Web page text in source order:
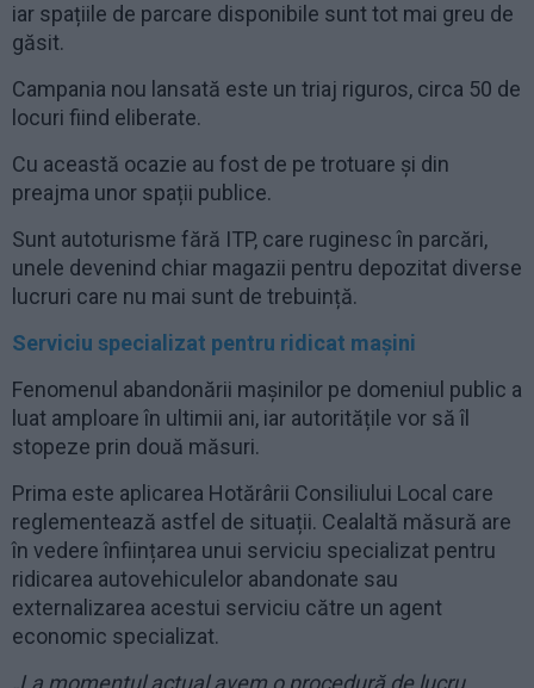
iar spațiile de parcare disponibile sunt tot mai greu de
găsit.
Campania nou lansată este un triaj riguros, circa 50 de
locuri fiind eliberate.
Cu această ocazie au fost de pe trotuare și din
preajma unor spații publice.
Sunt autoturisme fără ITP, care ruginesc în parcări,
unele devenind chiar magazii pentru depozitat diverse
lucruri care nu mai sunt de trebuință.
Serviciu specializat pentru ridicat mașini
Fenomenul abandonării mașinilor pe domeniul public a
luat amploare în ultimii ani, iar autoritățile vor să îl
stopeze prin două măsuri.
Prima este aplicarea Hotărârii Consiliului Local care
reglementează astfel de situații. Cealaltă măsură are
în vedere înființarea unui serviciu specializat pentru
ridicarea autovehiculelor abandonate sau
externalizarea acestui serviciu către un agent
economic specializat.
„La momentul actual avem o procedură de lucru,